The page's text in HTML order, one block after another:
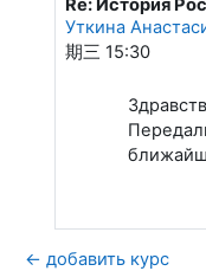
回复Дегтярёва
Re: История
Уткина
期三 15:30
← добавить курс